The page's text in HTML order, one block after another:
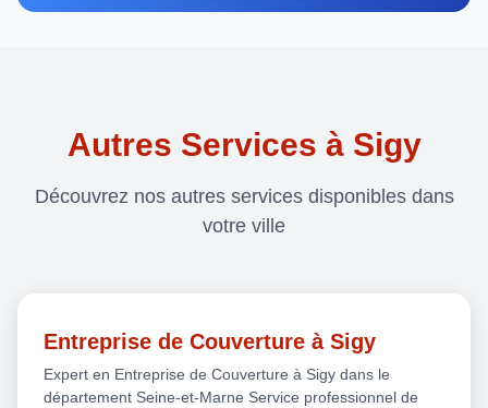
Autres Services à Sigy
Découvrez nos autres services disponibles dans
votre ville
Entreprise de Couverture à Sigy
Expert en Entreprise de Couverture à Sigy dans le
département Seine-et-Marne Service professionnel de